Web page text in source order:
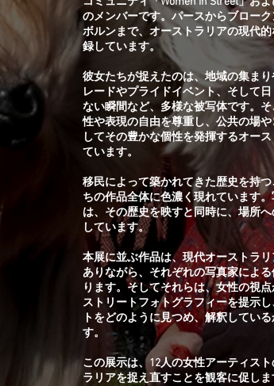
のメンバーです。パースからブロー
ボルンまで、オーストラリアの現代
録しています。
彼女たちが捉えたのは、地域の集ま
レードやプライドイベント、そして
ない瞬間など、多様な被写体です。
性や表現の自由を尊重し、公共の場
してその豊かな個性を発揮するオー
ています。
移民によって築かれてきた歴史を持
ちの作品全体に色濃く現れています
は、その歴史を映すと同時に、場所
しています。
本展に並ぶ作品は、現代オーストラ
ありながら、それぞれの写真家によ
ります。そしてそれらは、女性の視
ストリートフォトグラフィーを提示
トをどのように見つめ、解釈してい
す。
この展示は、12人の女性アーティス
ラリアを捉え直すことを観客に促し